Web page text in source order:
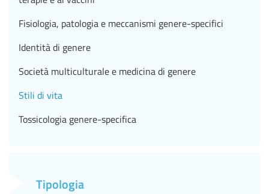
Fisiologia, patologia e meccanismi genere-specifici
Identità di genere
Società multiculturale e medicina di genere
Stili di vita
Tossicologia genere-specifica
Tipologia